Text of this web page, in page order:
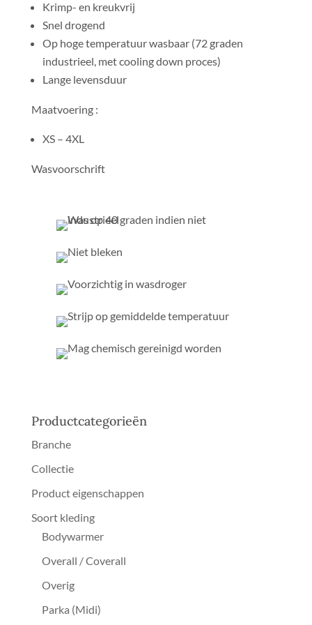
Krimp- en kreukvrij
Snel drogend
Op hoge temperatuur wasbaar (72 graden
industrieel, met cooling down proces)
Lange levensduur
Maatvoering :
XS – 4XL
Wasvoorschrift
Productcategorieën
Branche
Collectie
Product eigenschappen
Soort kleding
Bodywarmer
Overall / Coverall
Overig
Parka (Midi)